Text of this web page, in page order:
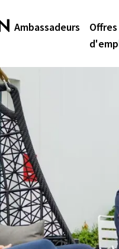
Ambassadeurs
Offres